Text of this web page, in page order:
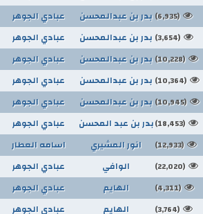
(6,935) بدر بن عبدالمحسن عبادي الجوهر
(3,654) بدر بن عبدالمحسن عبادي الجوهر
(10,228) بدر بن عبدالمحسن عبادي الجوهر
(10,364) بدر بن عبدالمحسن عبادي الجوهر
(10,945) بدر بن عبدالمحسن عبادي الجوهر
(18,453) بدر بن عبد المحسن عبادي الجوهر
(12,933) انور المشيري اسامه العطار
(22,020) الوافي عبادي الجوهر
(4,311) الهايم عبادي الجوهر
(3,764) الهايم عبادي الجوهر